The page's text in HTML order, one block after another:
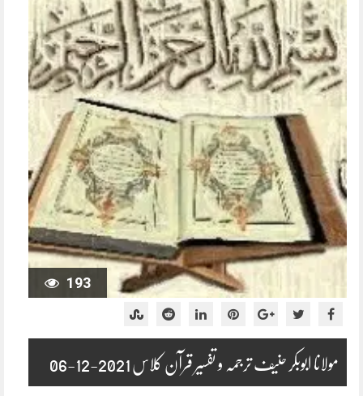
193
مولانا ابوبکر حنیف ترجمہ و تفسیر قرآن کلاس 2021-12-06